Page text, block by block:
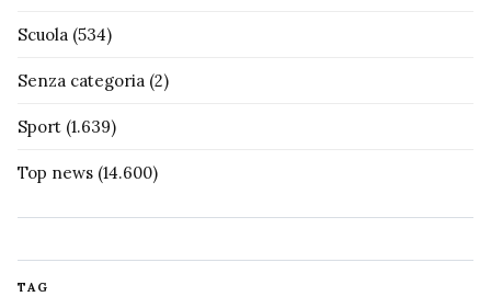
Scuola (534)
Senza categoria (2)
Sport (1.639)
Top news (14.600)
TAG